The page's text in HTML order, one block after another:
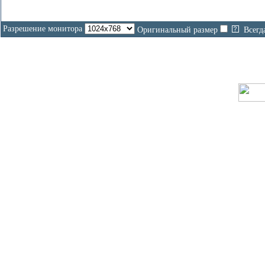
Разрешение монитора Оригинальный размер